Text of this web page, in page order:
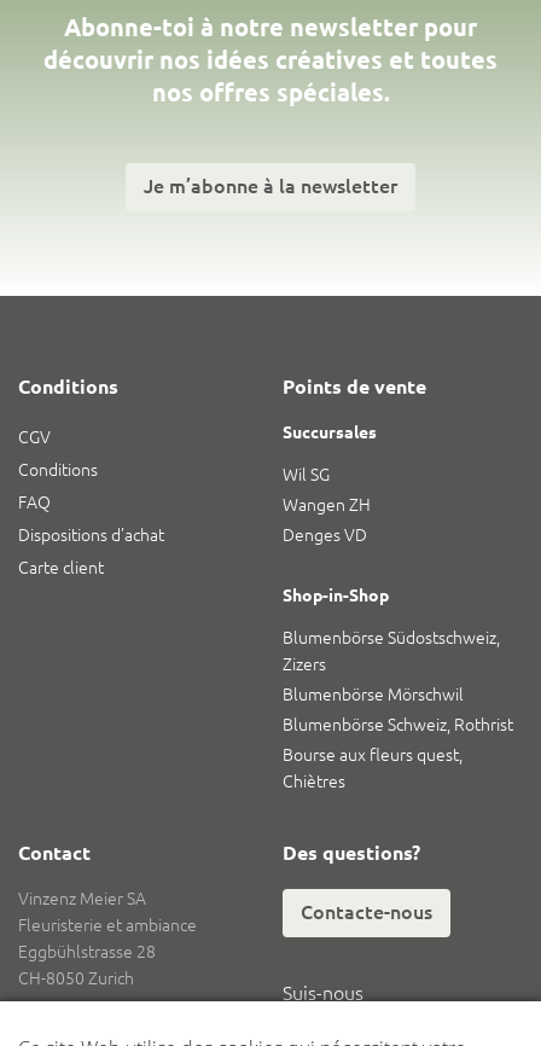
Abonne-toi à notre newsletter pour
découvrir nos idées créatives et toutes
nos offres spéciales.
Je m’abonne à la newsletter
Conditions
CGV
Conditions
FAQ
Dispositions d’achat
Carte client
Points de vente
Succursales
Wil SG
Wangen ZH
Denges VD
Shop-in-Shop
Blumenbörse Südostschweiz,
Zizers
Blumenbörse Mörschwil
Blumenbörse Schweiz, Rothrist
Bourse aux fleurs quest,
Chiètres
Contact
Vinzenz Meier SA
Fleuristerie et ambiance
Eggbühlstrasse 28
CH-8050 Zurich
Tél.+41 62 836 08 08
Des questions?
Contacte-nous
Suis-nous